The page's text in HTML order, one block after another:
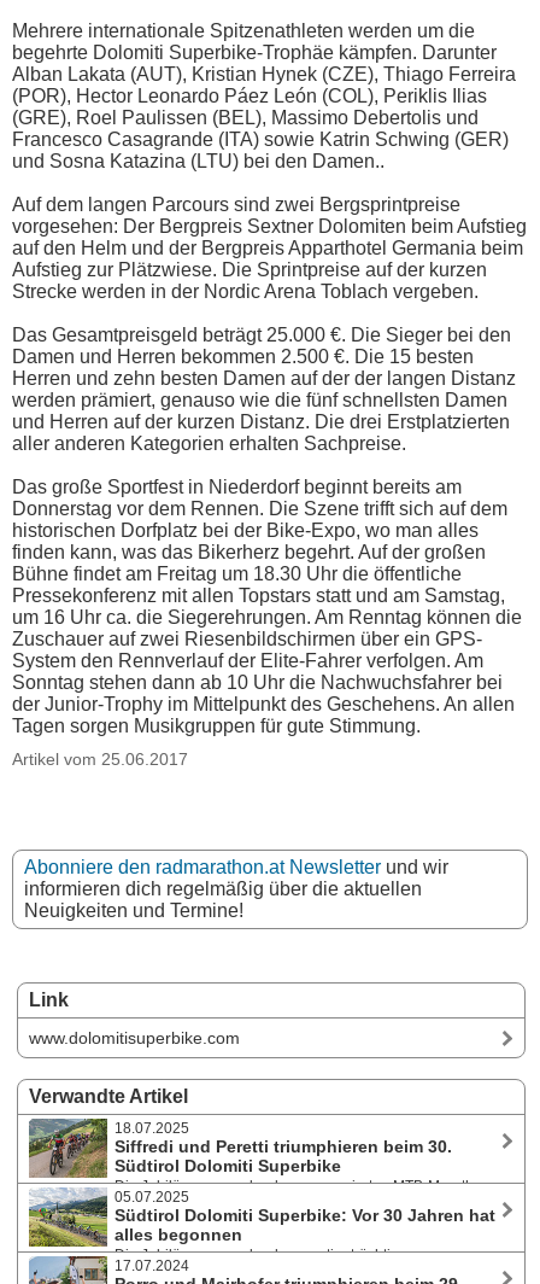
Link
www.dolomitisuperbike.com
Verwandte Artikel
18.07.2025
Siffredi und Peretti triumphieren beim 30.
Südtirol Dolomiti Superbike
Die Jubiläumsausgabe des renommierten MTB-Marathons
in der Dolomitenregion 3 Zinnen am 12. Juli 2025 hat zwei
Favoritensiege in der Elite hervorgebracht. Insgesamt waren über 2500
begeisterte Biker:innen bei der eventuell letzten Ausgabe in Niederdorf
mit dabei.
05.07.2025
Südtirol Dolomiti Superbike: Vor 30 Jahren hat
alles begonnen
Die Jubiläumsausgabe des prestigeträchtigen
Mountainbike-Marathons im Herzen der Dolomitenregion 3 Zinnen
17.07.2024
Mehrere internationale Spitzenathleten werden um die
begehrte Dolomiti Superbike-Trophäe kämpfen. Darunter
Alban Lakata (AUT), Kristian Hynek (CZE), Thiago Ferreira
(POR), Hector Leonardo Páez León (COL), Periklis Ilias
(GRE), Roel Paulissen (BEL), Massimo Debertolis und
Francesco Casagrande (ITA) sowie Katrin Schwing (GER)
und Sosna Katazina (LTU) bei den Damen..
Auf dem langen Parcours sind zwei Bergsprintpreise
vorgesehen: Der Bergpreis Sextner Dolomiten beim Aufstieg
auf den Helm und der Bergpreis Apparthotel Germania beim
Aufstieg zur Plätzwiese. Die Sprintpreise auf der kurzen
Strecke werden in der Nordic Arena Toblach vergeben.
Das Gesamtpreisgeld beträgt 25.000 €. Die Sieger bei den
Damen und Herren bekommen 2.500 €. Die 15 besten
Herren und zehn besten Damen auf der der langen Distanz
werden prämiert, genauso wie die fünf schnellsten Damen
und Herren auf der kurzen Distanz. Die drei Erstplatzierten
aller anderen Kategorien erhalten Sachpreise.
Das große Sportfest in Niederdorf beginnt bereits am
Donnerstag vor dem Rennen. Die Szene trifft sich auf dem
historischen Dorfplatz bei der Bike-Expo, wo man alles
finden kann, was das Bikerherz begehrt. Auf der großen
Bühne findet am Freitag um 18.30 Uhr die öffentliche
Pressekonferenz mit allen Topstars statt und am Samstag,
um 16 Uhr ca. die Siegerehrungen. Am Renntag können die
Zuschauer auf zwei Riesenbildschirmen über ein GPS-
System den Rennverlauf der Elite-Fahrer verfolgen. Am
Sonntag stehen dann ab 10 Uhr die Nachwuchsfahrer bei
der Junior-Trophy im Mittelpunkt des Geschehens. An allen
Tagen sorgen Musikgruppen für gute Stimmung.
Artikel vom 25.06.2017
Abonniere den radmarathon.at Newsletter und wir
informieren dich regelmäßig über die aktuellen
Neuigkeiten und Termine!